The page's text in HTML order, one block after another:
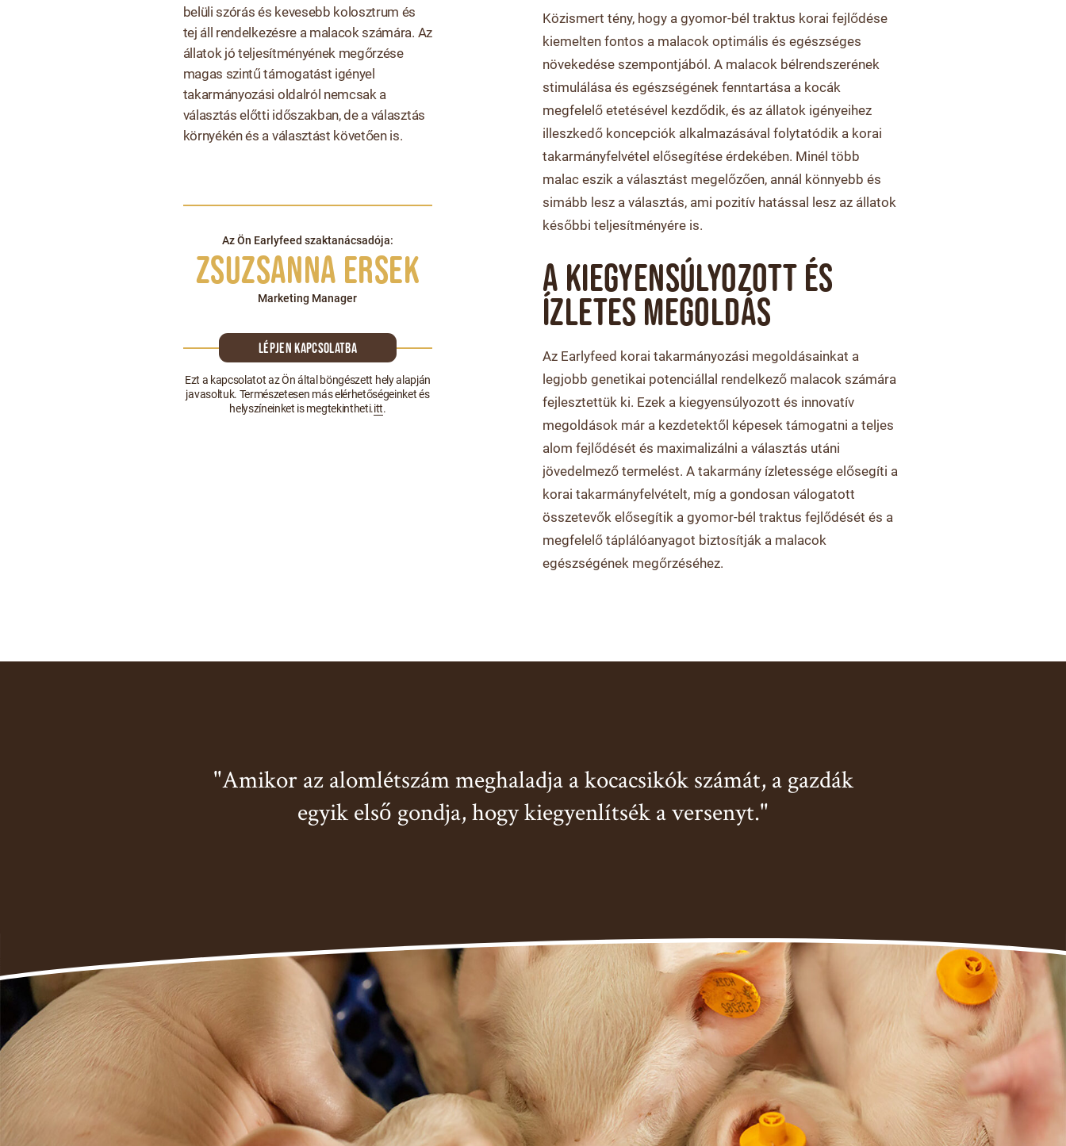
belüli szórás és kevesebb kolosztrum és
tej áll rendelkezésre a malacok számára. Az
állatok jó teljesítményének megőrzése
magas szintű támogatást igényel
takarmányozási oldalról nemcsak a
választás előtti időszakban, de a választás
környékén és a választást követően is.
Az Ön Earlyfeed szaktanácsadója:
Zsuzsanna Ersek
Marketing Manager
Lépjen kapcsolatba
Ezt a kapcsolatot az Ön által böngészett hely alapján
javasoltuk. Természetesen más elérhetőségeinket és
helyszíneinket is megtekintheti.itt.
Közismert tény, hogy a gyomor-bél traktus korai fejlődése
kiemelten fontos a malacok optimális és egészséges
növekedése szempontjából. A malacok bélrendszerének
stimulálása és egészségének fenntartása a kocák
megfelelő etetésével kezdődik, és az állatok igényeihez
illeszkedő koncepciók alkalmazásával folytatódik a korai
takarmányfelvétel elősegítése érdekében. Minél több
malac eszik a választást megelőzően, annál könnyebb és
simább lesz a választás, ami pozitív hatással lesz az állatok
későbbi teljesítményére is.
A KIEGYENSÚLYOZOTT ÉS
ÍZLETES MEGOLDÁS
Az Earlyfeed korai takarmányozási megoldásainkat a
legjobb genetikai potenciállal rendelkező malacok számára
fejlesztettük ki. Ezek a kiegyensúlyozott és innovatív
megoldások már a kezdetektől képesek támogatni a teljes
alom fejlődését és maximalizálni a választás utáni
jövedelmező termelést. A takarmány ízletessége elősegíti a
korai takarmányfelvételt, míg a gondosan válogatott
összetevők elősegítik a gyomor-bél traktus fejlődését és a
megfelelő táplálóanyagot biztosítják a malacok
egészségének megőrzéséhez.
"Amikor az alomlétszám meghaladja a kocacsikók számát, a gazdák
egyik első gondja, hogy kiegyenlítsék a versenyt."